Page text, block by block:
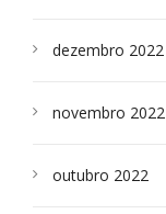
dezembro 2022
novembro 2022
outubro 2022